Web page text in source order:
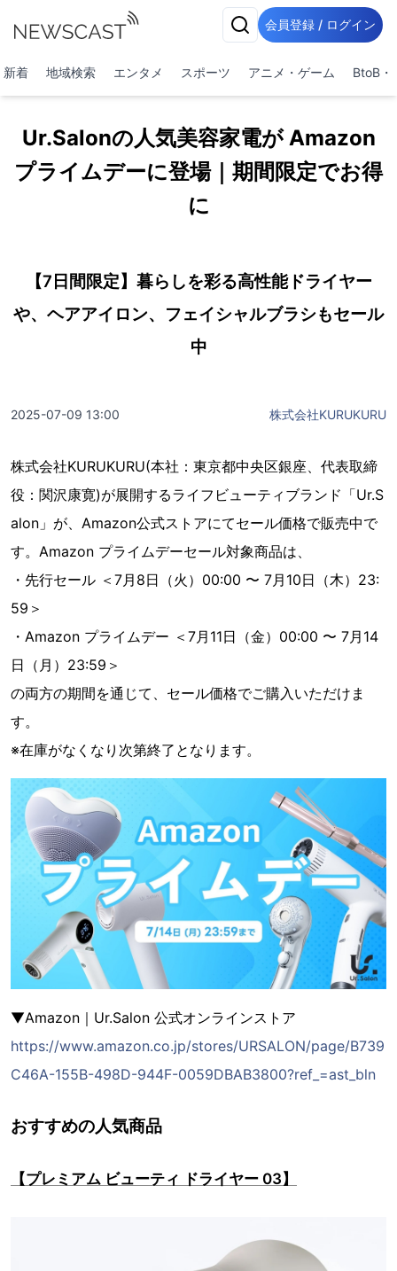
会員登録 / ログイン
新着 地域検索 エンタメ スポーツ アニメ・ゲーム BtoB・
Ur.Salonの人気美容家電が Amazon
プライムデーに登場｜期間限定でお得
に
【7日間限定】暮らしを彩る高性能ドライヤー
や、ヘアアイロン、フェイシャルブラシもセール
中
2025-07-09 13:00 株式会社KURUKURU
株式会社KURUKURU(本社：東京都中央区銀座、代表取締
役：関沢康寛)が展開するライフビューティブランド「Ur.S
alon」が、Amazon公式ストアにてセール価格で販売中で
す。Amazon プライムデーセール対象商品は、
・先行セール ＜7月8日（火）00:00 〜 7月10日（木）23:
59＞
・Amazon プライムデー ＜7月11日（金）00:00 〜 7月14
日（月）23:59＞
の両方の期間を通じて、セール価格でご購入いただけま
す。
※在庫がなくなり次第終了となります。
▼Amazon｜Ur.Salon 公式オンラインストア
https://www.amazon.co.jp/stores/URSALON/page/B739
C46A-155B-498D-944F-0059DBAB3800?ref_=ast_bln
おすすめの人気商品
【プレミアム ビューティ ドライヤー 03】